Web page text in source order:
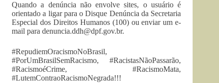
Quando a denúncia não envolve sites, o usuário é
orientado a ligar para o Disque Denúncia da Secretaria
Especial dos Direitos Humanos (100) ou enviar um e-
mail para denuncia.ddh@dpf.gov.br.
#RepudiemOracismoNoBrasil,
#PorUmBrasilSemRacismo, #RacistasNãoPassarão,
#RacismoéCrime, #RacismoMata,
#LutemContraoRacismoNegrada!!!